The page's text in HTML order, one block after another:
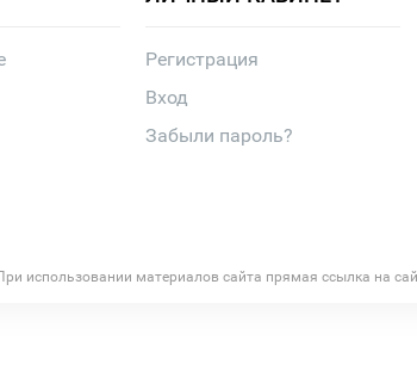
Регистрация
Вход
Забыли пароль?
использовании материалов сайта прямая ссылка на